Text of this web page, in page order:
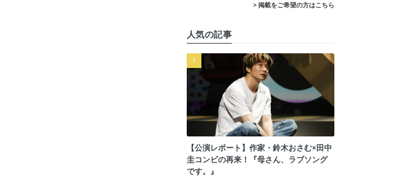
> 掲載をご希望の方はこちら
人気の記事
【公演レポート】作家・鈴木おさむ×田中
圭コンビの再来！『母さん、ラブソング
です。』